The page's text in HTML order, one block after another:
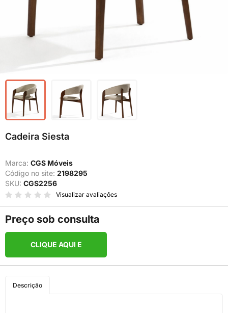
Cadeira Siesta
Marca: CGS Móveis
Código no site: 2198295
SKU: CGS2256
Visualizar avaliações
Preço sob consulta
CLIQUE AQUI E
Descrição